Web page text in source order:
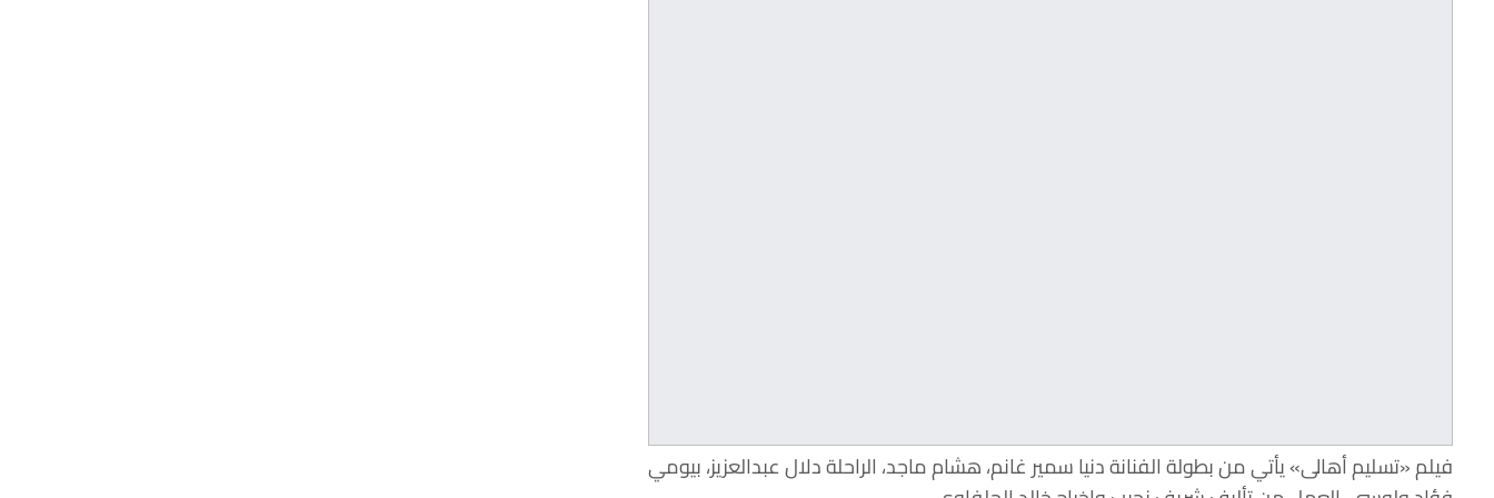
فيلم «تسليم أهالى» يأتي من بطولة الفنانة دنيا سمير غانم، هشام ماجد، الراحلة دلال عبدالعزيز، بيومي